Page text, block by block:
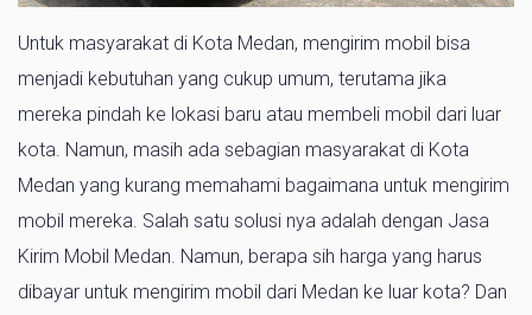
Untuk masyarakat di Kota Medan, mengirim mobil bisa
menjadi kebutuhan yang cukup umum, terutama jika
mereka pindah ke lokasi baru atau membeli mobil dari luar
kota. Namun, masih ada sebagian masyarakat di Kota
Medan yang kurang memahami bagaimana untuk mengirim
mobil mereka. Salah satu solusi nya adalah dengan Jasa
Kirim Mobil Medan. Namun, berapa sih harga yang harus
dibayar untuk mengirim mobil dari Medan ke luar kota? Dan